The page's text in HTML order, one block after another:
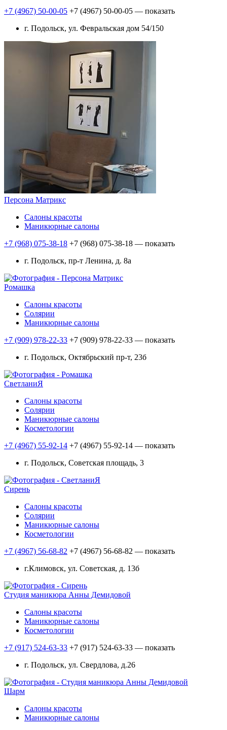
+7 (4967) 50-00-05 +7 (4967) 50-00-05 — показать
г. Подольск, ул. Февральская дом 54/150
Персона Матрикс
Салоны красоты
Маникюрные салоны
+7 (968) 075-38-18 +7 (968) 075-38-18 — показать
г. Подольск, пр-т Ленина, д. 8а
Ромашка
Салоны красоты
Солярии
Маникюрные салоны
+7 (909) 978-22-33 +7 (909) 978-22-33 — показать
г. Подольск, Октябрьский пр-т, 23б
СветланиЯ
Салоны красоты
Солярии
Маникюрные салоны
Косметологии
+7 (4967) 55-92-14 +7 (4967) 55-92-14 — показать
г. Подольск, Советская площадь, 3
Сирень
Салоны красоты
Солярии
Маникюрные салоны
Косметологии
+7 (4967) 56-68-82 +7 (4967) 56-68-82 — показать
г.Климовск, ул. Советская, д. 13б
Студия маникюра Анны Демидовой
Салоны красоты
Маникюрные салоны
Косметологии
+7 (917) 524-63-33 +7 (917) 524-63-33 — показать
г. Подольск, ул. Свердлова, д.26
Шарм
Салоны красоты
Маникюрные салоны